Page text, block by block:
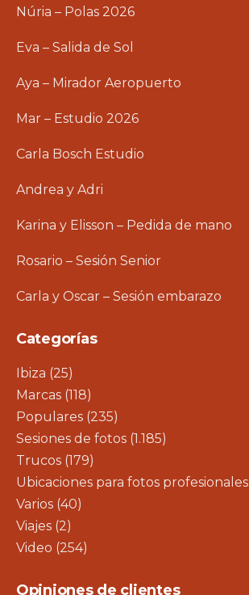
Núria – Polas 2026
Eva – Salida de Sol
Aya – Mirador Aeropuerto
Mar – Estudio 2026
Carla Bosch Estudio
Andrea y Adri
Karina y Elisson – Pedida de mano
Rosario – Sesión Senior
Carla y Oscar – Sesión embarazo
Categorías
Ibiza (25)
Marcas (118)
Populares (235)
Sesiones de fotos (1.185)
Trucos (179)
Ubicaciones para fotos profesionales
Varios (40)
Viajes (2)
Video (254)
Opiniones de clientes